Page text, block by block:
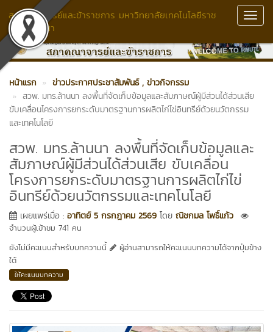
สภาคณาจารย์และข้าราชการ มหาวิทยาลัยเทคโนโลยีราช
มงคลล้านนา
หน้าแรก ข่าวประกาศประชาสัมพันธ์ , ข่าวกิจกรรม
สวพ. มทร.ล้านนา ลงพื้นที่จัดเก็บข้อมูลและสัมภาษณ์ผู้มีส่วนได้ส่วนเสีย
ขับเคลื่อนโครงการยกระดับมาตรฐานการผลิตไก่ไข่อินทรีย์ด้วยนวัตกรรม
และเทคโนโลยี
สวพ. มทร.ล้านนา ลงพื้นที่จัดเก็บข้อมูลและ
สัมภาษณ์ผู้มีส่วนได้ส่วนเสีย ขับเคลื่อน
โครงการยกระดับมาตรฐานการผลิตไก่ไข่
อินทรีย์ด้วยนวัตกรรมและเทคโนโลยี
เผยแพร่เมื่อ : อาทิตย์ 5 กรกฎาคม 2569 โดย ณิชกมล โพธิ์แก้ว
จำนวนผู้เข้าชม 741 คน
ยังไม่มีคะแนนสำหรับบทความนี้
ผู้อ่านสามารถให้คะแนนบทความได้จากปุ่มข้าง
ใต้
ให้คะแนนบทความ